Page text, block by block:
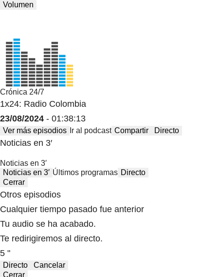
Volumen
Crónica 24/7
1x24: Radio Colombia
23/08/2024 - 01:38:13
Ver más episodios Ir al podcast Compartir Directo
Noticias en 3′
Noticias en 3′
Noticias en 3′ Últimos programas Directo
Cerrar
Otros episodios
Cualquier tiempo pasado fue anterior
Tu audio se ha acabado.
Te redirigiremos al directo.
5 "
Directo
Cancelar
Cerrar